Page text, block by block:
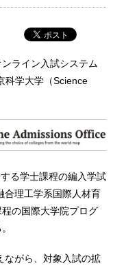
ライン入試システム
科学大学（Science
る学士課程の編入学試
合理工学系国際人材育
の国際大学院プログ
ながら、対象入試の拡